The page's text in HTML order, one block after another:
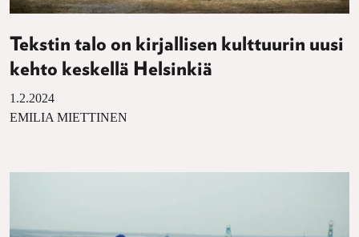
Tekstin talo on kirjallisen kulttuurin uusi
kehto keskellä Helsinkiä
1.2.2024
EMILIA MIETTINEN